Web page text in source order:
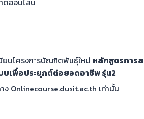
ดออนไลน์
ยนโครงการบัณฑิตพันธุ์ใหม่ หลักสูตรการ
เพื่อประยุกต์ต่อยอดอาชีพ รุ่น2
ง Onlinecourse.dusit.ac.th เท่านั้น